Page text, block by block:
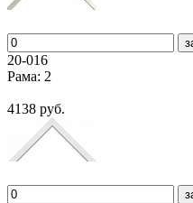
20-016
Рама: 2
4138 руб.